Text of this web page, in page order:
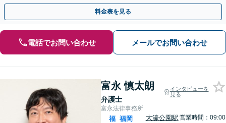
り良いバトンパスをお手伝いさせていただきます。
料金表を見る
電話でお問い合わせ メールでお問い合わせ
富永 慎太朗
弁護士
インタビューを
見る
富永法律事務所
福 福岡
大濠公園駅 営業時間：09:00